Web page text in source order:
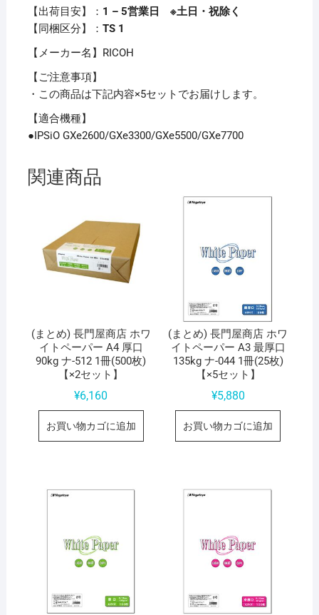
ナ
ー
ー
ト
リ
ッ
ジ
マ
【出荷目安】： 1 – 5営業日 ※土日・祝除く
【同梱区分】： TS 1
【メーカー名】RICOH
【ご注意事項】
・この商品は下記内容×5セットでお届けします。
【適合機種】
●IPSiO GXe2600/GXe3300/GXe5500/GXe7700
関連商品
(まとめ) 長門屋商店 ホワ
イトペーパー A4 厚口
90kg ナ-512 1冊(500枚)
【×2セット】
¥6,160
お買い物カゴに追加
(まとめ) 長門屋商店 ホワ
イトペーパー A3 最厚口
135kg ナ-044 1冊(25枚)
【×5セット】
¥5,880
お買い物カゴに追加